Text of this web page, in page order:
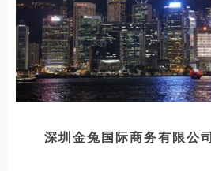
深圳金兔国际商务有限公司